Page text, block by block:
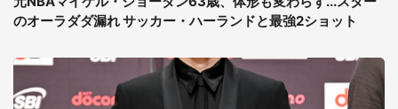
のオーラダダ漏れ サッカー・ハーランドと最強2ショット